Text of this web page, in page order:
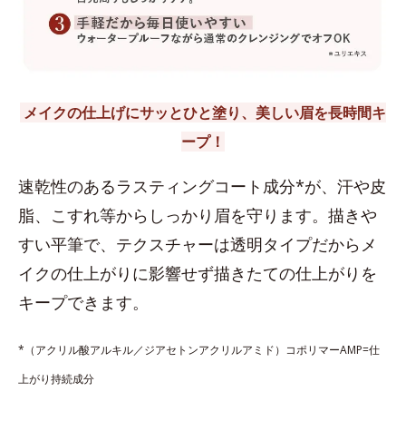
メイクの仕上げにサッとひと塗り、美しい眉を長時間キ
ープ！
速乾性のあるラスティングコート成分*が、汗や皮
脂、こすれ等からしっかり眉を守ります。描きや
すい平筆で、テクスチャーは透明タイプだからメ
イクの仕上がりに影響せず描きたての仕上がりを
キープできます。
*（アクリル酸アルキル／ジアセトンアクリルアミド）コポリマーAMP=仕
上がり持続成分